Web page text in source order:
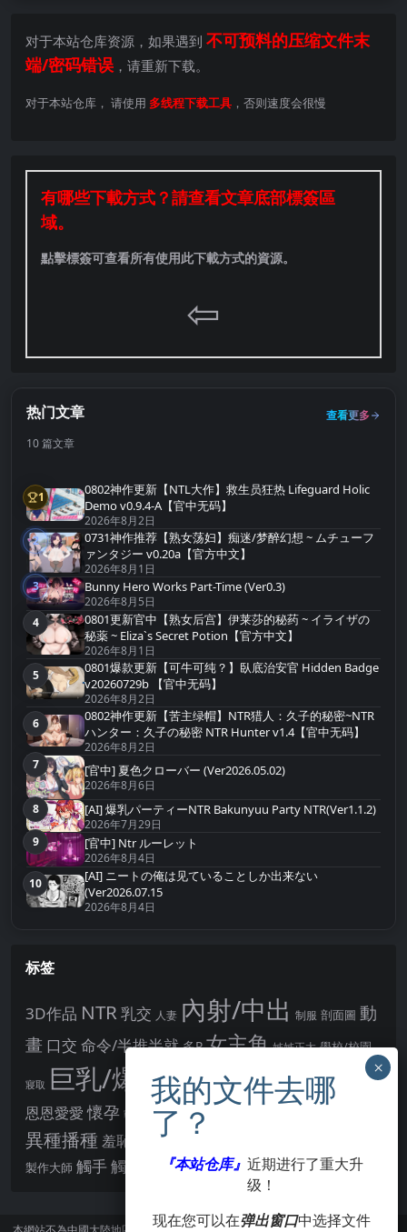
对于本站仓库资源，如果遇到 不可预料的压缩文件末
端/密码错误 ，请重新下载。
对于本站仓库， 请使用 多线程下载工具 ，否则速度会很慢
有哪些下載方式？請查看文章底部標簽區
域。
點擊標簽可查看所有使用此下載方式的資源。
⇦
热门文章
查看更多
10 篇文章
第1名
1
0802神作更新【NTL大作】救生员狂热 Lifeguard Holic
Demo v0.9.4-A【官中无码】
2026年8月2日
第2名
2
0731神作推荐【熟女荡妇】痴迷/梦醉幻想 ~ ムチューフ
ァンタジー v0.20a【官方中文】
2026年8月1日
第3名
3 Bunny Hero Works Part-Time (Ver0.3)
2026年8月5日
第4名
4
0801更新官中【熟女后宫】伊莱莎的秘药 ~ イライザの
秘薬 ~ Eliza`s Secret Potion【官方中文】
2026年8月1日
第5名
5
0801爆款更新【可牛可纯？】臥底治安官 Hidden Badge
v20260729b 【官中无码】
2026年8月2日
第6名
6
0802神作更新【苦主绿帽】NTR猎人：久子的秘密~NTR
ハンター：久子の秘密 NTR Hunter v1.4【官中无码】
2026年8月2日
第7名
7 [官中] 夏色クローバー (Ver2026.05.02)
2026年8月6日
第8名
8 [AI] 爆乳パーティーNTR Bakunyuu Party NTR(Ver1.1.2)
2026年7月29日
第9名
9 [官中] Ntr ルーレット
2026年8月4日
第10名
10
[AI] ニートの俺は见ていることしか出来ない
(Ver2026.07.15
2026年8月4日
标签
3D作品 NTR乳交 人妻 內射/中出 制服 剖面圖 動
畫 口交 命令/半推半就 多P 女主角 姊姊正太 學校/校園
寢取 巨乳/爆乳幻想 強制你播種 強制播種
恩恩愛愛 懷孕 戰鬥H 拘束 教育 男主角
異種播種 羞恥/恥辱 羞辱
製作大師 觸手 觸摸 賣春/援交 輪流播種 酪梨 阿黑顏 露出 點陣圖
『本站仓库』 近期进行了重大升
级！
现在您可以在弹出窗口中选择文件